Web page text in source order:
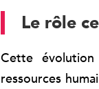
Le rôle
Cette
ressources